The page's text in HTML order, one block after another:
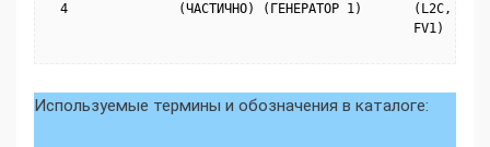
4
(ЧАСТИЧНО) (ГЕНЕРАТОР 1)
(L2C, MH9,
FV1)
Используемые термины и обозначения в каталоге: